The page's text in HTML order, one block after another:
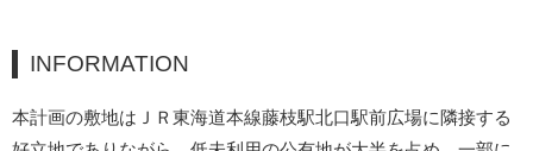
INFORMATION
本計画の敷地はＪＲ東海道本線藤枝駅北口駅前広場に隣接する